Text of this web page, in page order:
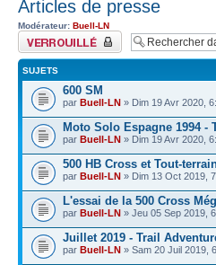
Articles de presse
Modérateur: Buell-LN
Forum verrouillé
SUJETS
600 SM
par Buell-LN » Dim 19 Avr 2020,
Moto Solo Espagne 1994 -
par Buell-LN » Dim 19 Avr 2020,
500 HB Cross et Tout-
par Buell-LN » Dim 13 Oct 2019,
L'essai de la 500 Cross
par Buell-LN » Jeu 05 Sep 2019,
Juillet 2019 - Trail
par Buell-LN » Sam 20 Juil 2019,